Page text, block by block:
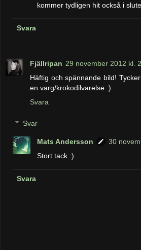
kommer tydligen hit också i
Svara
Fjällripan 29 november 2012 kl.
Häftig och spännande bild!
en varg/krokodilvarelse :)
Svara
Svar
Mats Andersson
30
Stort tack :)
Svara